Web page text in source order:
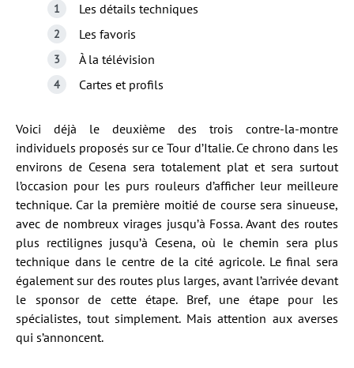
Les détails techniques
Les favoris
À la télévision
Cartes et profils
Voici déjà le deuxième des trois contre-la-montre
individuels proposés sur ce Tour d’Italie. Ce chrono dans les
environs de Cesena sera totalement plat et sera surtout
l’occasion pour les purs rouleurs d’afficher leur meilleure
technique. Car la première moitié de course sera sinueuse,
avec de nombreux virages jusqu’à Fossa. Avant des routes
plus rectilignes jusqu’à Cesena, où le chemin sera plus
technique dans le centre de la cité agricole. Le final sera
également sur des routes plus larges, avant l’arrivée devant
le sponsor de cette étape. Bref, une étape pour les
spécialistes, tout simplement. Mais attention aux averses
qui s’annoncent.